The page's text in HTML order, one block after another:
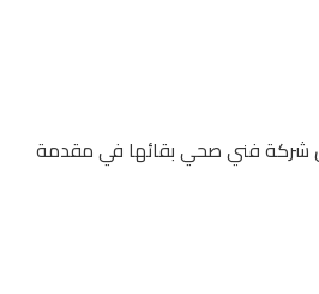
شركة فني صحي بقائها في مقدمة